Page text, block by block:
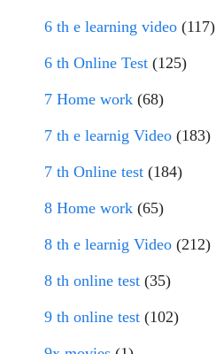
6 th e learning video (117)
6 th Online Test (125)
7 Home work (68)
7 th e learnig Video (183)
7 th Online test (184)
8 Home work (65)
8 th e learnig Video (212)
8 th online test (35)
9 th online test (102)